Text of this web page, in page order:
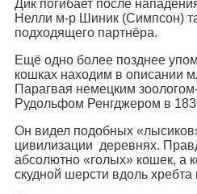
Дик погибает после
Нелли м-р Шиник (Симпсон)
подходящего партнёра.
Ещё одно более позднее
кошках находим в описании
Парагвая немецким
Рудольфом Ренгджером в
Он видел подобных
цивилизации деревнях.
абсолютно «голых» кошек, а
скудной шерсти вдоль хребта